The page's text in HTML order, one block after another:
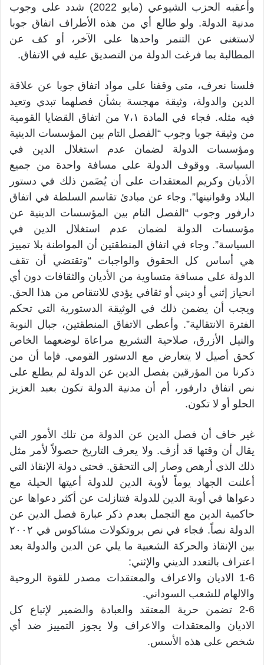
وأعقبه الحزب الشيوعي (مايو 2022) شدد على وجوب
مدنية الدولة. ولو طالع أي من هذه الأطراف اتفاق جوبا
لاستغنى عن التنمر واحدها على الآخر، أو كف عن
المطالبة بما فرغت الدولة من التصديق عليه في الاتفاق.
فلسنا نعرف، متى وقفنا على مواد اتفاق جوبا عن علاقة
الدين والدولة، وثيقة مهجسة بشأن فصلهما تبدي وتعيد
فيه مثله. فجاء في المادة ٧،١ من اتفاق القضايا القومية
من وثيقة جوبا وجوب “الفصل التام بين المؤسسات الدينية
ومؤسسات الدولة لضمان عدم استغلال الدين في
السياسة. ووقوف الدولة على مسافة واحدة من جميع
الأديان وكريم المعتقدات على أن يُضَمن ذلك في دستور
البلاد وقوانينها”. وجاء عن مبادئ تقاسم السلطة في اتفاق
دارفور وجوب “الفصل التام بين المؤسسات الدينية عن
مؤسسات الدولة لضمان عدم استغلال الدين في
السياسة”. وجاء في اتفاق المنطقتين أن المواطنة بلا تمييز
هي أساس كل الحقوق والواجبات “وتقتضي أن تقف
الدولة على مسافة متساوية من الأديان والثقافات دون أي
انحياز إثني أو ديني أو ثقافي يؤدي للانتقاص من هذا الحق.
ويجب أن يضمن ذلك في الوثيقة الدستورية التي تحكم
الفترة الانتقالية”. وأعطى الاتفاق المنطقتين، جبال النوبة
والنيل الأزرق، صلاحية التشريع مراعاة لوضعهما الخاص
كحق أصيل لا يتعارض مع الدستور القومي. فإما أن من
ذكرنا من المؤرقين بفصل الدين عن الدولة لم يطلع على
نص اتفاق دارفور، أم أن مدنية الدولة تكون بعبد العزيز
الحلو أو لا تكون.
غير خاف أن فصل الدين عن الدولة من تلك الأمور التي
يقال أن وقتها قد أزف. ولا يعرف التاريخ حصولاً لأمر مثل
ذلك الذي أرهص وصار إلى التحقق. فحتى دولة الإنقاذ التي
أعلنت الجهاد يوماً لأوبة الدين للدولة أعيتها الحيلة مع
دعواها في أوبة الدين للدولة فتنازلت عن أكثر دعواها عن
حاكمية الدين مع التجمل بعدم ذكر عبارة فصل الدين عن
الدولة نصاً. فجاء في نص بروتكولات مشاكوس في ٢٠٠٢
بين الإنقاذ والحركة الشعبية ما يلي عن الدين والدولة بعد
اعتراف بالتعدد الديني والإثني:
1-6 الاديان والاعراف والمعتقدات مصدر للقوة الروحية
والالهام للشعب السوداني.
2-6 تضمن حرية المعتقد والعبادة والضمير لإتباع كل
الاديان والمعتقدات والاعراف ولا يجوز التمييز ضد أي
شخص على هذه الأسس.